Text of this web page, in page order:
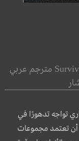
فلم Surviving Paradise: A Family Tale 2022 مترجم عربي
تواجه تدهورًا في
تعتمد مجموعات